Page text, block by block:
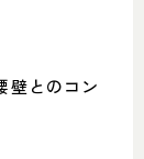
壁とのコン